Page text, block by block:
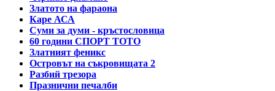
Златото на фараона
Каре АСА
Суми за думи - кръстословица
60 години СПОРТ ТОТО
Златният феникс
Островът на съкровищата 2
Разбий трезора
Празнични печалби